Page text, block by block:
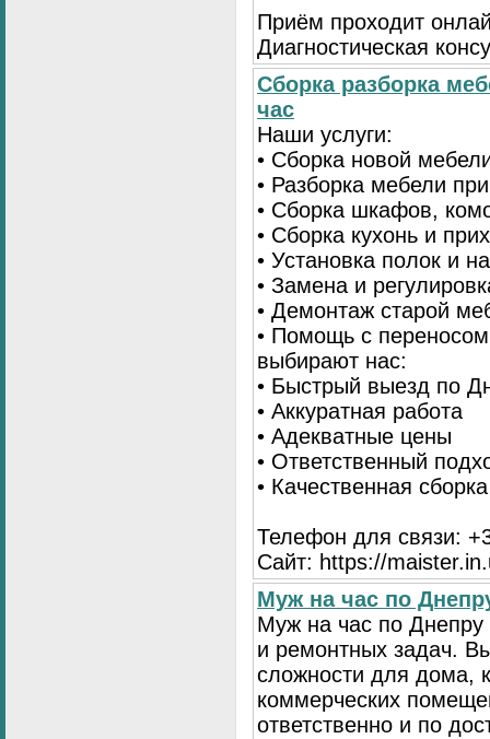
Приём проходит
Диагностическая
Сборка разборка
час
Наши услуги:
• Сборка новой
• Разборка мебели
• Сборка шкафов,
• Сборка кухонь и
• Установка полок и
• Замена и
• Демонтаж старой
• Помощь с
выбирают нас:
• Быстрый выезд по
• Аккуратная работа
• Адекватные цены
• Ответственный
• Качественная
Телефон для связи:
Сайт: https://
Муж на час по
Муж на час по
и ремонтных задач.
сложности для дома,
коммерческих
ответственно и по